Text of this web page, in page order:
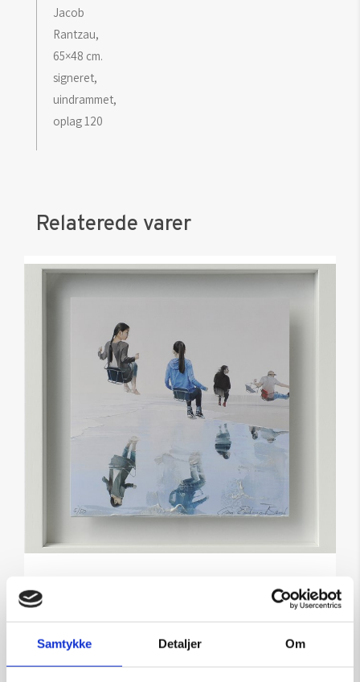
Samtykke Detaljer Om
Jacob
Rantzau,
65×48 cm.
signeret,
uindrammet,
oplag 120
Relaterede varer
Kunstner: Gan-Erdene Tsend bemalet grafik
Størrelse: 30×30
kr.2.650,00